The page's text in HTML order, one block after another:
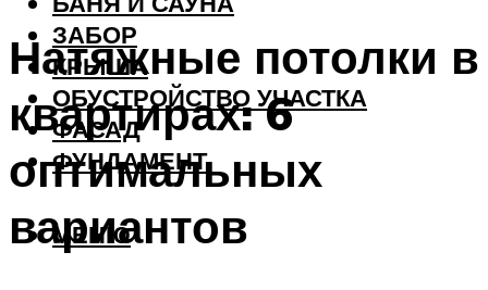
ЗАБОР
КРЫША
ОБУСТРОЙСТВО УЧАСТКА
ФАСАД
ФУНДАМЕНТ
МЕНЮ
Натяжные потолки в
квартирах: 6
оптимальных
вариантов